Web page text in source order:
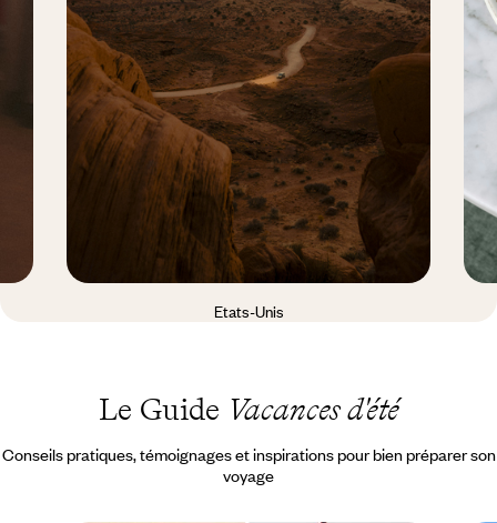
Etats-Unis
Le Guide Vacances d'été
Conseils pratiques, témoignages et inspirations pour bien préparer son
voyage